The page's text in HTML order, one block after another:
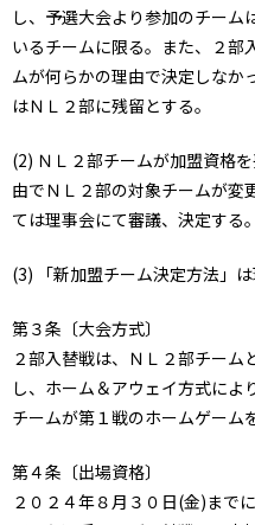
し、予選大会より参加のチーム
いるチームに限る。また、２部
ムが何らかの理由で決定しなか
はＮＬ２部に残留とする。
(2) ＮＬ２部チームが加盟資格
由でＮＬ２部の対象チームが変
ては理事会にて審議、決定する。
(3) 「新加盟チーム決定方法」は
第３条〔大会方式〕
２部入替戦は、ＮＬ２部チー
し、ホーム＆アウェイ方式に
チームが第１戦のホームゲーム
第４条〔出場資格〕
２０２４年８月３０日(金)まで